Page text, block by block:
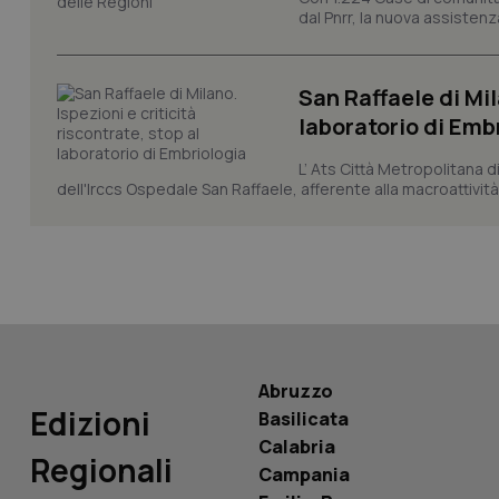
dal Pnrr, la nuova
San Raffaele di
laboratorio di
L’ Ats Città Metropolitana
dell'Irccs Ospedale San Raffaele, afferente alla
Edizioni
Regionali
Abruzzo
Basilicata
Calabria
Campania